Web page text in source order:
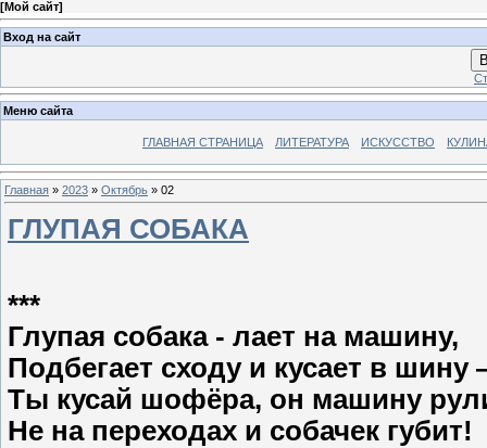
[Мой сайт]
Вход на сайт
Меню сайта
ГЛАВНАЯ СТРАНИЦА ЛИТЕРАТУРА ИСКУССТВО
Главная » 2023 » Октябрь » 02
ГЛУПАЯ СОБАКА
***
Глупая собака - лает на машину,
Подбегает сходу и кусает в шину
Ты кусай шофёра, он машину
Не на переходах и собачек губит!